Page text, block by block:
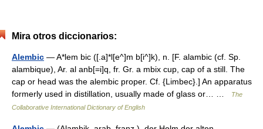
Mira otros diccionarios:
Alembic — A*lem bic ([.a]*l[e^]m b[i^]k), n. [F. alambic (cf. Sp.
alambique), Ar. al anb[=i]q, fr. Gr. a mbix cup, cap of a still. The
cap or head was the alembic proper. Cf. {Limbec}.] An apparatus
formerly used in distillation, usually made of glass or… …
The
Collaborative International Dictionary of English